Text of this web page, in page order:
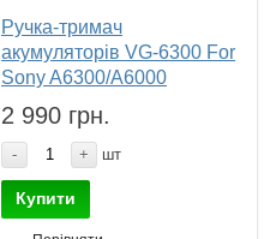
Ручка-тримач
акумуляторів VG-6300 For
Sony A6300/A6000
2 990 грн.
- + шт
Купити